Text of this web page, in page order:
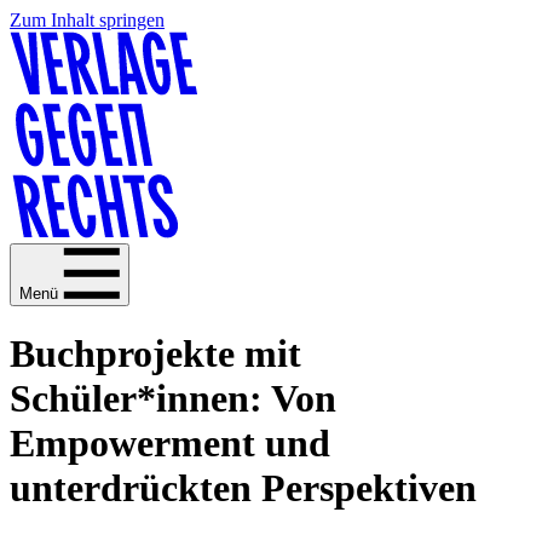
Zum Inhalt springen
Menü
Buchprojekte mit
Schüler*innen: Von
Empowerment und
unterdrückten Perspektiven